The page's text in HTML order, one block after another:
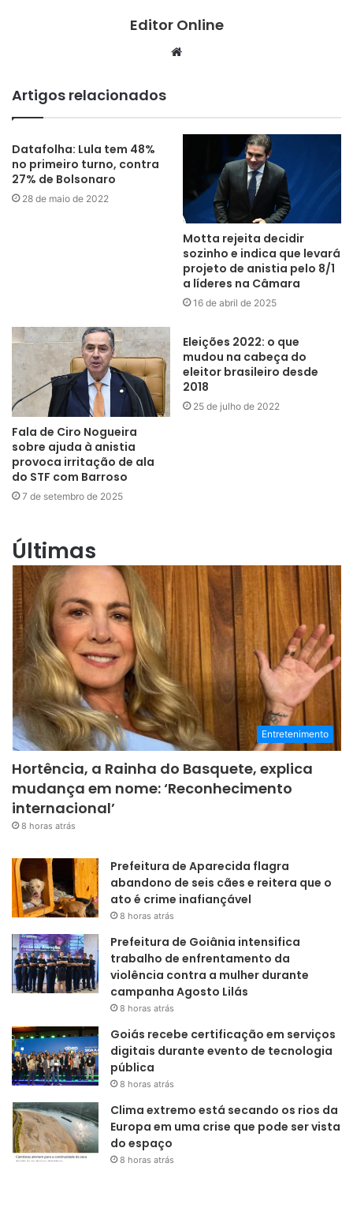
Editor Online
Website
Artigos relacionados
Datafolha: Lula tem 48%
no primeiro turno, contra
27% de Bolsonaro
28 de maio de 2022
Motta rejeita decidir
sozinho e indica que levará
projeto de anistia pelo 8/1
a líderes na Câmara
16 de abril de 2025
Fala de Ciro Nogueira
sobre ajuda à anistia
provoca irritação de ala
do STF com Barroso
7 de setembro de 2025
Eleições 2022: o que
mudou na cabeça do
eleitor brasileiro desde
2018
25 de julho de 2022
Últimas
Entretenimento
Hortência, a Rainha do Basquete, explica
mudança em nome: ‘Reconhecimento
internacional’
8 horas atrás
Prefeitura de Aparecida flagra
abandono de seis cães e reitera que o
ato é crime inafiançável
8 horas atrás
Prefeitura de Goiânia intensifica
trabalho de enfrentamento da
violência contra a mulher durante
campanha Agosto Lilás
8 horas atrás
Goiás recebe certificação em serviços
digitais durante evento de tecnologia
pública
8 horas atrás
Clima extremo está secando os rios da
Europa em uma crise que pode ser vista
do espaço
8 horas atrás